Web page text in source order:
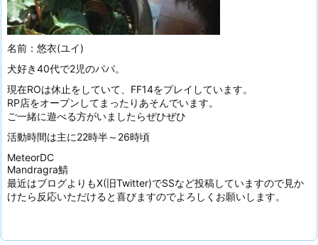
名前：悠衣(ユイ)
犬好き40代で2児のパパ。
現在ROは休止をしていて、FF14をプレイしています。
RP店をオープンしてまったりあそんでいます。
ご一緒に遊べる方がいましたらぜひぜひ
活動時間は主に22時半～26時頃
MeteorDC
Mandragra鯖
最近はブログよりもX(旧Twitter)でSSなど投稿していますので見か
けたら反応いただけると喜びますのでよろしくお願いします。